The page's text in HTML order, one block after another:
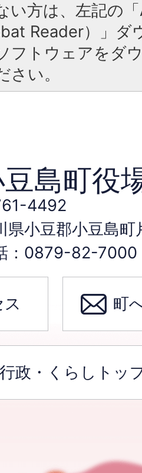
い方は、左記の
Reader）」ダ
フトウェアをダ
さい。
島町役
4492
県小豆郡小豆島
：0879-82-7000
町
行政・くらしトッ